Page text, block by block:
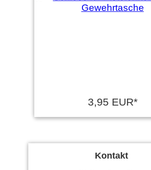
3,95 EUR*
Kontakt